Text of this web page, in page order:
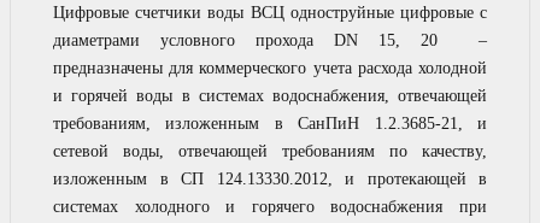
Цифровые счетчики воды ВСЦ одноструйные цифровые с
диаметрами условного прохода DN 15, 20 –
предназначены для коммерческого учета расхода холодной
и горячей воды в системах водоснабжения, отвечающей
требованиям, изложенным в СанПиН 1.2.3685-21, и
сетевой воды, отвечающей требованиям по качеству,
изложенным в СП 124.13330.2012, и протекающей в
системах холодного и горячего водоснабжения при